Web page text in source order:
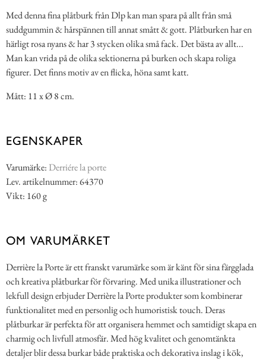
Med denna fina plåtburk från Dlp kan man spara på allt från små
suddgummin & hårspännen till annat smått & gott. Plåtburken har en
härligt rosa nyans & har 3 stycken olika små fack. Det bästa av allt...
Man kan vrida på de olika sektionerna på burken och skapa roliga
figurer. Det finns motiv av en flicka, höna samt katt.
Mått: 11 x Ø 8 cm.
EGENSKAPER
Varumärke: Derriére la porte
Lev. artikelnummer: 64370
Vikt: 160 g
OM VARUMÄRKET
Derrière la Porte är ett franskt varumärke som är känt för sina färgglada
och kreativa plåtburkar för förvaring. Med unika illustrationer och
lekfull design erbjuder Derrière la Porte produkter som kombinerar
funktionalitet med en personlig och humoristisk touch. Deras
plåtburkar är perfekta för att organisera hemmet och samtidigt skapa en
charmig och livfull atmosfär. Med hög kvalitet och genomtänkta
detaljer blir dessa burkar både praktiska och dekorativa inslag i kök,